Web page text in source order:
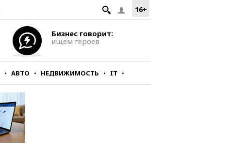
16+
Бизнес говорит:
ищем героев
АВТО НЕДВИЖИМОСТЬ IT